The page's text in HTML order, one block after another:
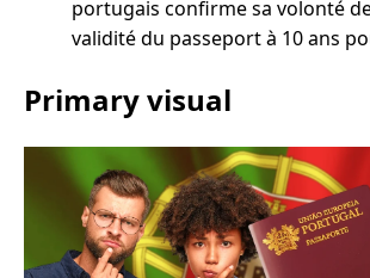
portugais confirme sa volonté
validité du passeport à 10 ans
Primary visual